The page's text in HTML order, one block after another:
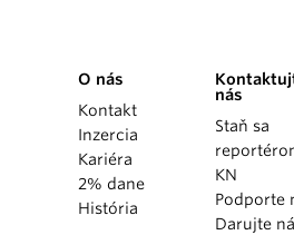
O nás
Kontakt
Inzercia
Kariéra
2% dane
História
nás
Staň sa
KN
Podporte
Darujte